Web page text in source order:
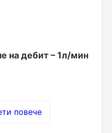
на дебит – 1л/мин
повече